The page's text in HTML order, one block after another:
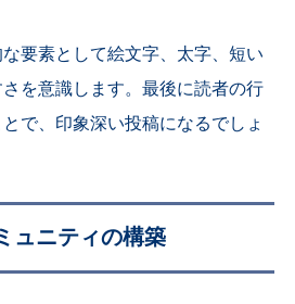
要素として絵文字、太字、短い
を意識します。最後に読者の行
で、印象深い投稿になるでしょ
ュニティの構築